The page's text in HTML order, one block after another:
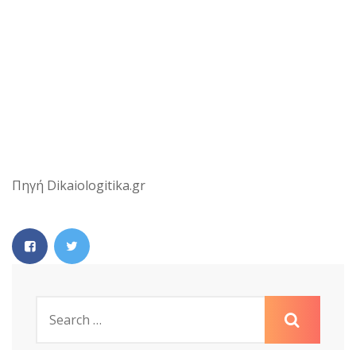
Πηγή Dikaiologitika.gr